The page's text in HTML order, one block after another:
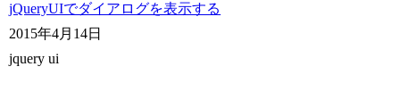
jQueryUIでダイアログを表示する
2015年4月14日
jquery ui